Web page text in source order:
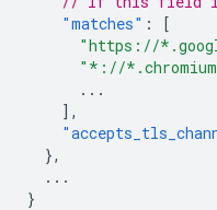
"matches" :
[
"https://
"*://
...
],
},
...
}